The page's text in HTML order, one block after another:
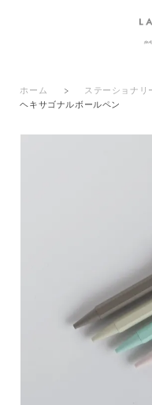
ホーム > ステーショナリ
ヘキサゴナルボールペン